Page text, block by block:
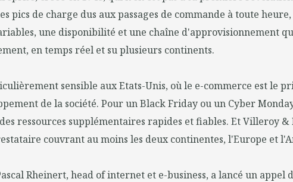
pics de charge dus aux passages de commande à toute heure,
une disponibilité et une chaîne d'approvisionnement
en temps réel et su plusieurs continents.
sensible aux Etats-Unis, où le e-commerce est le
de la société. Pour un Black Friday ou un Cyber
ressources supplémentaires rapides et fiables. Et Villeroy &
couvrant au moins les deux continentes, l'Europe et
Rheinert, head of internet et e-business, a lancé un appel